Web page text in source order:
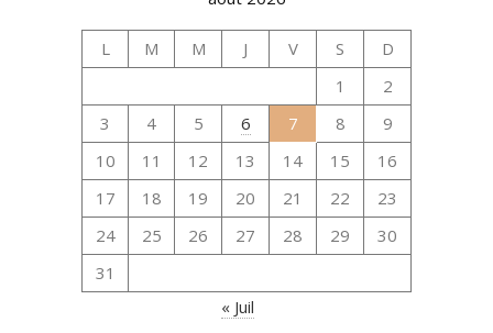
L M M J V S
D
1
2
3
4 5 6 7 8
9
10
11 12 13 14 15
16
17
18 19 20 21 22
23
24
25 26 27 28 29
30
31
« Juil